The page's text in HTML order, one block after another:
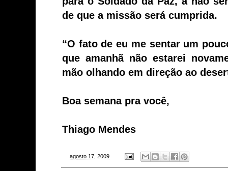
de que a missão será cumprida.
“O fato de eu me sentar um
que amanhã não estarei
mão olhando em direção ao
Boa semana pra você,
Thiago Mendes
agosto 17, 2009